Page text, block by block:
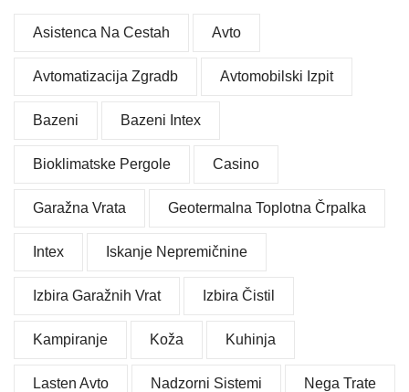
Asistenca Na Cestah Avto
Avtomatizacija Zgradb Avtomobilski Izpit
Bazeni Bazeni Intex
Bioklimatske Pergole Casino
Garažna Vrata Geotermalna Toplotna Črpalka
Intex Iskanje Nepremičnine
Izbira Garažnih Vrat Izbira Čistil
Kampiranje Koža Kuhinja
Lasten Avto Nadzorni Sistemi Nega Trate